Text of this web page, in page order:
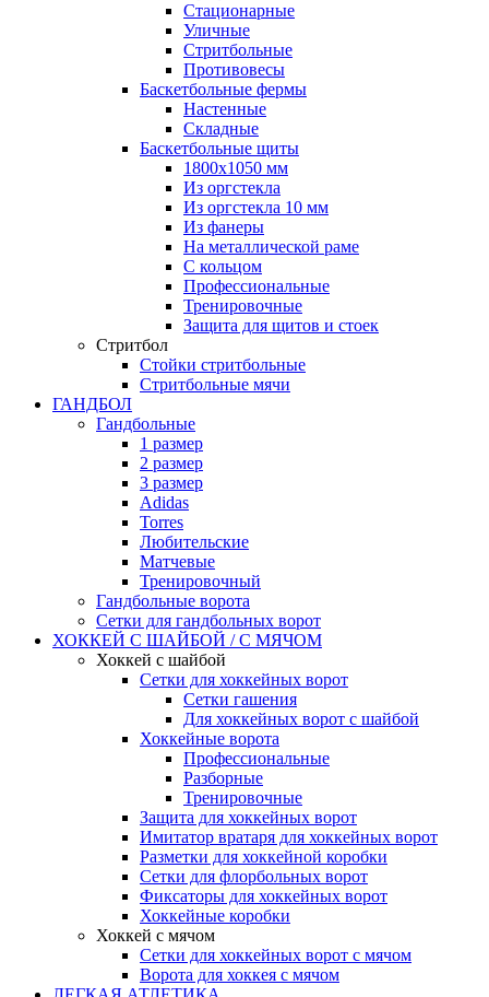
Стационарные
Уличные
Стритбольные
Противовесы
Баскетбольные фермы
Настенные
Складные
Баскетбольные щиты
1800х1050 мм
Из оргстекла
Из оргстекла 10 мм
Из фанеры
На металлической раме
С кольцом
Профессиональные
Тренировочные
Защита для щитов и стоек
Стритбол
Стойки стритбольные
Стритбольные мячи
ГАНДБОЛ
Гандбольные
1 размер
2 размер
3 размер
Adidas
Torres
Любительские
Матчевые
Тренировочный
Гандбольные ворота
Сетки для гандбольных ворот
ХОККЕЙ С ШАЙБОЙ / С МЯЧОМ
Хоккей с шайбой
Сетки для хоккейных ворот
Сетки гашения
Для хоккейных ворот с шайбой
Хоккейные ворота
Профессиональные
Разборные
Тренировочные
Защита для хоккейных ворот
Имитатор вратаря для хоккейных ворот
Разметки для хоккейной коробки
Сетки для флорбольных ворот
Фиксаторы для хоккейных ворот
Хоккейные коробки
Хоккей с мячом
Сетки для хоккейных ворот с мячом
Ворота для хоккея с мячом